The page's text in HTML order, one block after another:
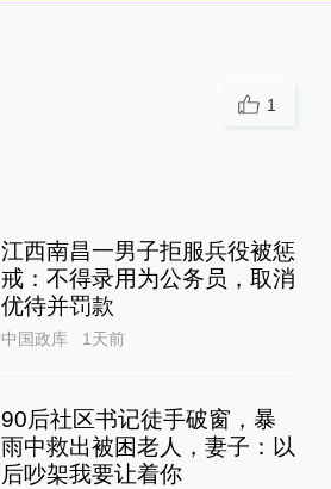
1
江西南昌一男子拒服兵役被惩
戒：不得录用为公务员，取消
优待并罚款
中国政库 1天前
90后社区书记徒手破窗，暴
雨中救出被困老人，妻子：以
后吵架我要让着你